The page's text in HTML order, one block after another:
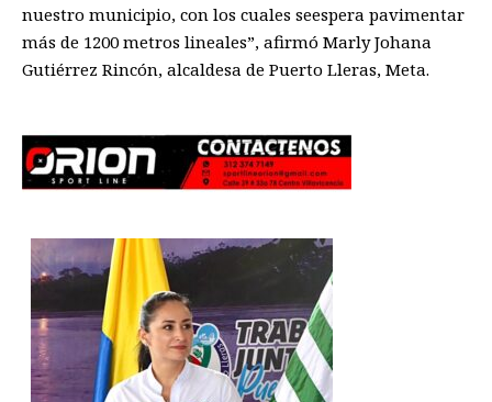
nuestro municipio, con los cuales seespera pavimentar
más de 1200 metros lineales”, afirmó Marly Johana
Gutiérrez Rincón, alcaldesa de Puerto Lleras, Meta.